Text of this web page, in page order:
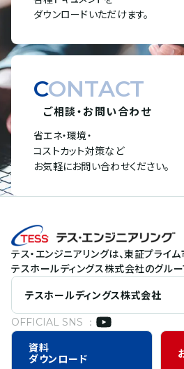
ダウンロードいただけます。
CONTACT
ご相談・お問い合わせ
省エネ・環境・
コストカット対策など
お気軽にお問い合わせください。
テス・エンジニアリングは、東証プライ
テスホールディングス株式会社のグルー
テスホールディングス株式会社
OFFICIAL SNS ：
資料
ダウンロード